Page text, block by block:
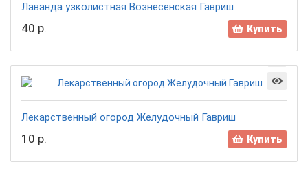
Лаванда узколистная Вознесенская Гавриш
40 р. Купить
Лекарственный огород Желудочный Гавриш
10 р. Купить